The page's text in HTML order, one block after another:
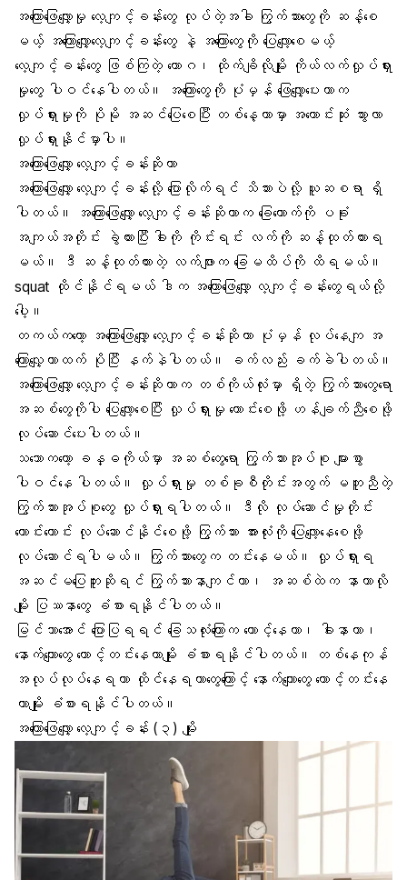
အ​ကြောဖြေလျှော့မှု လေ့ကျင့်ခန်းတွေ လုပ်တဲ့အခါ ကြွက်သားတွေကို ဆန့်စေ
မယ့် အကြောလျှော့လေ့ကျင့်ခန်းတွေ နဲ့ အကြောတွေကို ပြေလျော့စေမယ့်
လေ့ကျင့်ခန်းတွေ ဖြစ်ကြတဲ့ ယောဂ ၊ ထိုက်ချိလိုမျိုး ကိုယ်လက်လှုပ်ရှား
မှုတွေ ပါဝင်နေပါတယ်။ အကြောတွေကို ပုံမှန် ဖြေလျှော့ပေးတာက
လှုပ်ရှားမှုကို ပိုမို အဆင်ပြေစေပြီး တစ်နေ့တာမှာ အကောင်းဆုံး သွားလာ
လှုပ်ရှားနိုင်မှာပါ။
အကြောဖြေလျှော့ လေ့ကျင့်ခန်းဆိုတာ
အကြောဖြေလျှော့ လေ့ကျင့်ခန်းလို့ ပြောလိုက်ရင် သိသားပဲလို့ ယူဆစရာ ရှိ
ပါတယ်။ အကြောဖြေလျှော့ လေ့ကျင့်ခန်းဆိုတာက ခြေထောက်ကို ပခုံး
အကျယ်အတိုင်း ခွဲထားပြီး ခါးကို ကိုင်းရင်း လက်ကို ဆန့်ထုတ်ထားရ
မယ်။ ဒီ ဆန့်ထုတ်ထားတဲ့ လက်ဖျားက ခြေမထိပ်ကို ထိရမယ်။
squat ထိုင်နိုင်ရမယ် ဒါက အကြောဖြေလျှော့ လ့ကျင့်ခန်းတွေရယ်လို့
ပေါ့။
တကယ်ကတော့ အကြောဖြေလျှော့ လေ့ကျင့်ခန်းဆိုတာ ပုံမှန် လုပ်နေကျ အ
ကြောလျှေ့တာထက် ပိုပြီး နက်နဲပါတယ်။ ခက်လည်း ခက်ခဲပါတယ်။
အကြောဖြေလျှော့ လေ့ကျင့်ခန်းဆိုတာက တစ်ကိုယ်လုံးမှာ ရှိတဲ့ ကြွက်သားတွေရော
အဆစ်တွေကိုပါ ပြေလျော့စေပြီး လှုပ်ရှားမှု ကောင်းစေဖို့ ဟန်ချက်ညီစေဖို့
လုပ်ဆောင်ပေးပါတယ်။
သဘောကတော့ ခန္ဓကိုယ်မှာ အဆစ်တွေရော ကြွက်သားအုပ်စု များစွာ
ပါဝင်နေ ပါတယ်။ လှုပ်ရှားမှု တစ်ခုစီတိုင်းအတွက် မတူညီတဲ့
ကြွက်သားအုပ်စုတွေ လှုပ်ရှားရပါတယ်။ ဒီလို လုပ်ဆောင်မှုတိုင်း
ကောင်းကောင်း လုပ်ဆောင်နိုင်စေဖို့ ကြွက်သား အားလုံးကို ပြေလျော့နေစေဖို့
လုပ်ဆောင်ရပါမယ်။ ကြွက်သားတွေက တင်းနေမယ်။ လှုပ်ရှားရ
အဆင်မပြေဘူးဆိုရင် ကြွက်သားနာကျင်တာ၊ အဆစ်ထဲက နာတာလို
မျိုး ပြဿနာတွေ ခံစားရနိုင်ပါတယ်။
မြင်သာအောင် ပြောပြရရင် ခြေသလုံးကြောက တောင့်နေတာ၊ ခါးနာတာ၊
နောက်ကျောတွေ တောင့်တင်းနေတာမျိုး ခံစားရနိုင်ပါတယ်။ တစ်နေကုန်
အလုပ်လုပ်နေရတာ ထိုင်နေရတာတွေကြောင့် နောက်ကျောတွေ တောင့်တင်းနေ
တာမျိုး ခံစားရနိုင်ပါတယ်။
အကြောဖြေလျှော့ လေ့ကျင့်ခန်း (၃) မျိုး